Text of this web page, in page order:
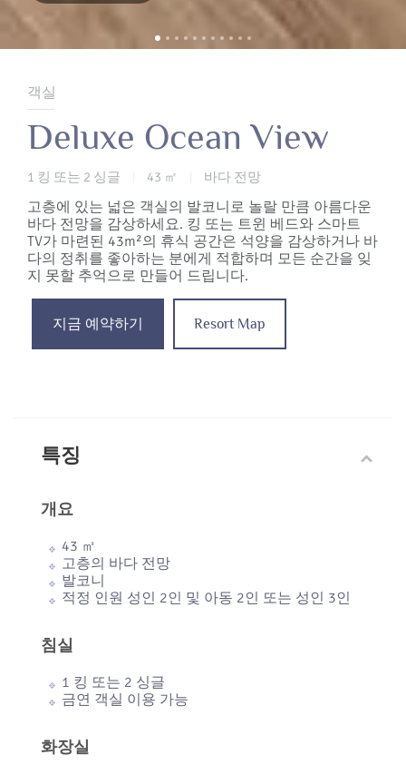
객실
Deluxe Ocean View
1 킹 또는 2 싱글 43 ㎡ 바다 전망
고층에 있는 넓은 객실의 발코니로 놀랄 만큼 아름다운
바다 전망을 감상하세요. 킹 또는 트윈 베드와 스마트
TV가 마련된 43m²의 휴식 공간은 석양을 감상하거나 바
다의 정취를 좋아하는 분에게 적합하며 모든 순간을 잊
지 못할 추억으로 만들어 드립니다.
지금 예약하기 Resort Map
특징
개요
43 ㎡
고층의 바다 전망
발코니
적정 인원 성인 2인 및 아동 2인 또는 성인 3인
침실
1 킹 또는 2 싱글
금연 객실 이용 가능
화장실